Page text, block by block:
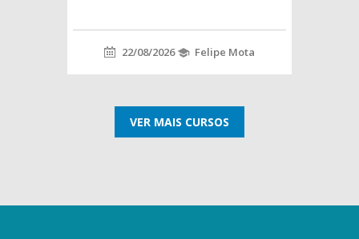
22/08/2026 Felipe Mota
VER MAIS CURSOS